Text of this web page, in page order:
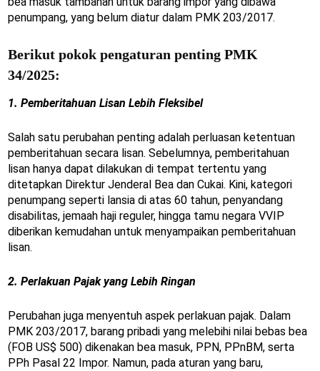
penumpang, yang belum diatur dalam PMK 203/2017.
Berikut pokok pengaturan penting PMK
34/2025:
1. Pemberitahuan Lisan Lebih Fleksibel
Salah satu perubahan penting adalah perluasan ketentuan
pemberitahuan secara lisan. Sebelumnya, pemberitahuan
lisan hanya dapat dilakukan di tempat tertentu yang
ditetapkan Direktur Jenderal Bea dan Cukai. Kini, kategori
penumpang seperti lansia di atas 60 tahun, penyandang
disabilitas, jemaah haji reguler, hingga tamu negara VVIP
diberikan kemudahan untuk menyampaikan pemberitahuan
lisan.
2. Perlakuan Pajak yang Lebih Ringan
Perubahan juga menyentuh aspek perlakuan pajak. Dalam
PMK 203/2017, barang pribadi yang melebihi nilai bebas bea
(FOB US$ 500) dikenakan bea masuk, PPN, PPnBM, serta
PPh Pasal 22 Impor. Namun, pada aturan yang baru,